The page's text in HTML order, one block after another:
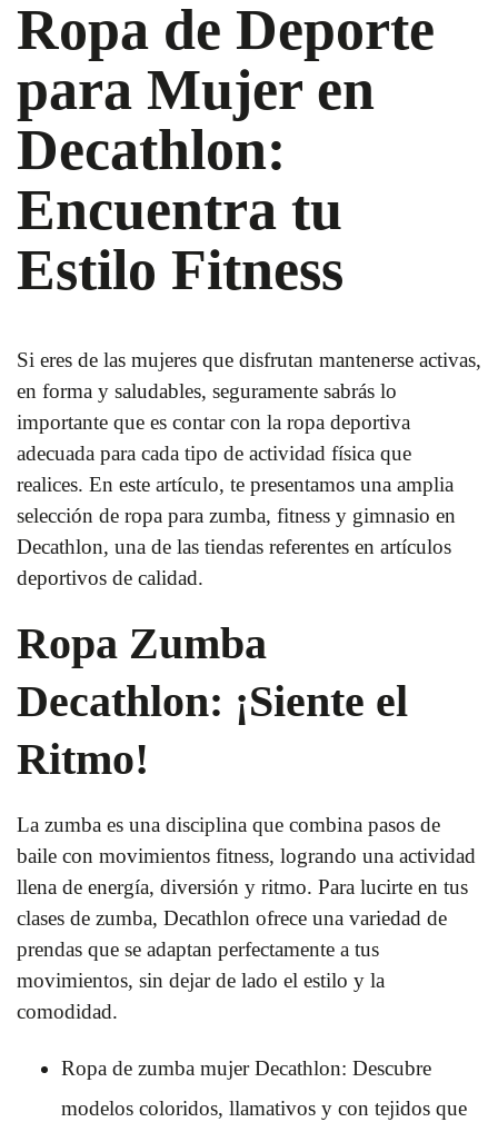
Ropa de Deporte
para Mujer en
Decathlon:
Encuentra tu
Estilo Fitness
Si eres de las mujeres que disfrutan mantenerse activas,
en forma y saludables, seguramente sabrás lo
importante que es contar con la ropa deportiva
adecuada para cada tipo de actividad física que
realices. En este artículo, te presentamos una amplia
selección de ropa para zumba, fitness y gimnasio en
Decathlon, una de las tiendas referentes en artículos
deportivos de calidad.
Ropa Zumba
Decathlon: ¡Siente el
Ritmo!
La zumba es una disciplina que combina pasos de
baile con movimientos fitness, logrando una actividad
llena de energía, diversión y ritmo. Para lucirte en tus
clases de zumba, Decathlon ofrece una variedad de
prendas que se adaptan perfectamente a tus
movimientos, sin dejar de lado el estilo y la
comodidad.
Ropa de zumba mujer Decathlon: Descubre
modelos coloridos, llamativos y con tejidos que